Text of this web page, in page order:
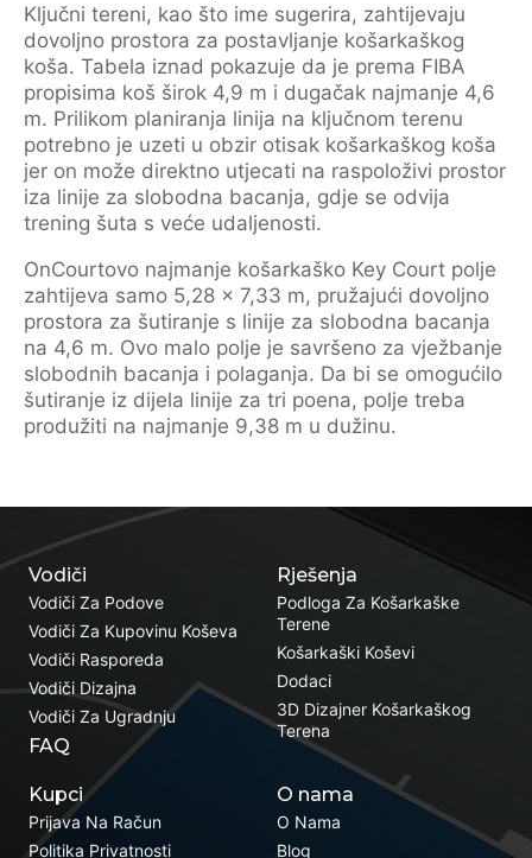
Ključni tereni, kao što ime sugerira, zahtijevaju
dovoljno prostora za postavljanje košarkaškog
koša. Tabela iznad pokazuje da je prema FIBA
propisima koš širok 4,9 m i dugačak najmanje 4,6
m. Prilikom planiranja linija na ključnom terenu
potrebno je uzeti u obzir otisak košarkaškog koša
jer on može direktno utjecati na raspoloživi prostor
iza linije za slobodna bacanja, gdje se odvija
trening šuta s veće udaljenosti.
OnCourtovo najmanje košarkaško Key Court polje
zahtijeva samo 5,28 x 7,33 m, pružajući dovoljno
prostora za šutiranje s linije za slobodna bacanja
na 4,6 m. Ovo malo polje je savršeno za vježbanje
slobodnih bacanja i polaganja. Da bi se omogućilo
šutiranje iz dijela linije za tri poena, polje treba
produžiti na najmanje 9,38 m u dužinu.
Rješenja
Podloga Za Košarkaške
Terene
Košarkaški Koševi
Dodaci
3D Dizajner Košarkaškog
Terena
Vodiči
Vodiči Za Podove
Vodiči Za Kupovinu Koševa
Vodiči Rasporeda
Vodiči Dizajna
Vodiči Za Ugradnju
FAQ
Kupci
Prijava Na Račun
Politika Privatnosti
O nama
O Nama
Blog